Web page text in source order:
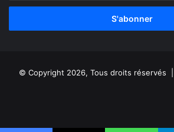
adresse
© Copyright 2026, Tous droits réservés |